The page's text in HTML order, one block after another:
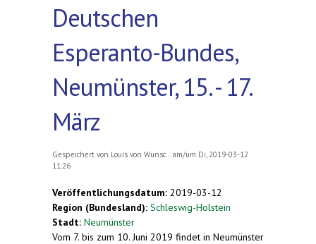
Deutschen
Esperanto-Bundes,
Neumünster, 15. - 17.
März
Gespeichert von Louis von Wunsc...
am/um Di, 2019-03-12
11:26
Veröffentlichungsdatum: 2019-03-12
Region (Bundesland): Schleswig-Holstein
Stadt: Neumünster
Vom 7. bis zum 10. Juni 2019 findet in Neumünster